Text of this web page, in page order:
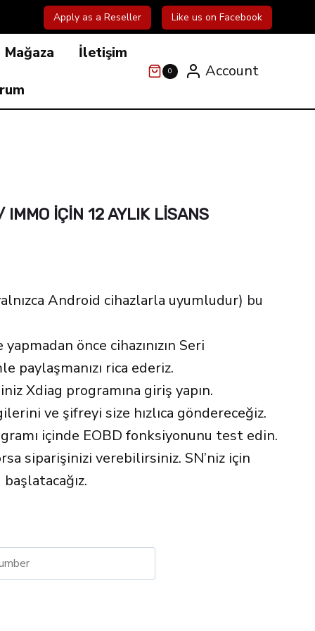
Apply as a Reseller Like us on Facebook
Mağaza İletişim
0 Account
IÇIN 12 AYLIK LISANS
Android cihazlarla uyumludur) bu
önce cihazınızın Seri
paylaşmanızı rica ederiz.
Xdiag programına giriş yapın.
ve şifreyi size hızlıca göndereceğiz.
içinde EOBD fonksiyonunu test edin.
siparişinizi verebilirsiniz. SN’niz için